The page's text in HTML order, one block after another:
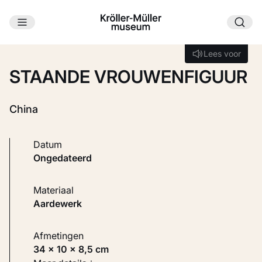
Ga naar hoofdinhoud
Lees voor
Lees voor
STAANDE VROUWENFIGUUR
China
Datum
ongedateerd
Materiaal
Aardewerk
Afmetingen
34 × 10 × 8,5 cm